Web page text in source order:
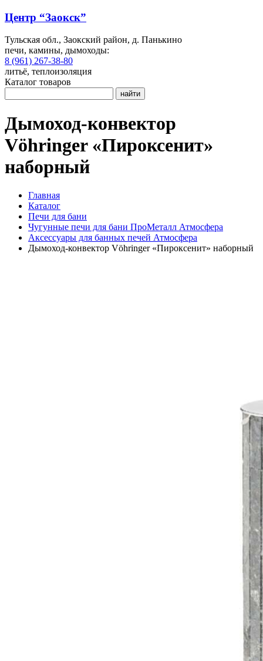
Центр “Заокск”
Тульская обл., Заокский район, д. Панькино
печи, камины, дымоходы:
8 (961) 267-38-80
литьё, теплоизоляция
Каталог товаров
найти
Дымоход-конвектор
Vöhringer «Пироксенит»
наборный
Главная
Каталог
Печи для бани
Чугунные печи для бани ПроМеталл Атмосфера
Аксессуары для банных печей Атмосфера
Дымоход-конвектор Vöhringer «Пироксенит» наборный